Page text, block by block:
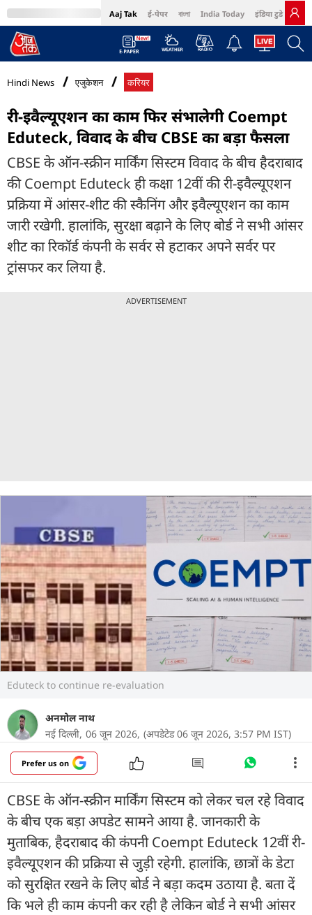
Aaj Tak ई-पेपर বাংলা India Today इंडिया टुडे हिंदी
MumbaiTak Cosmopolitan Harper's Bazaar Northeast
Hindi News एजुकेशन करियर
री-इवैल्यूएशन का काम फिर संभालेगी Coempt
Eduteck, विवाद के बीच CBSE का बड़ा फैसला
CBSE के ऑन-स्क्रीन मार्किंग सिस्टम विवाद के बीच हैदराबाद
की Coempt Eduteck ही कक्षा 12वीं की री-इवैल्यूएशन
प्रक्रिया में आंसर-शीट की स्कैनिंग और इवैल्यूएशन का काम
जारी रखेगी. हालांकि, सुरक्षा बढ़ाने के लिए बोर्ड ने सभी आंसर
शीट का रिकॉर्ड कंपनी के सर्वर से हटाकर अपने सर्वर पर
ट्रांसफर कर लिया है.
ADVERTISEMENT
Eduteck to continue re-evaluation
अनमोल नाथ
नई दिल्ली, 06 जून 2026, (अपडेटेड 06 जून 2026, 3:57 PM IST)
Prefer us on
CBSE के ऑन-स्क्रीन मार्किंग सिस्टम को लेकर चल रहे विवाद
के बीच एक बड़ा अपडेट सामने आया है. जानकारी के
मुताबिक, हैदराबाद की कंपनी Coempt Eduteck 12वीं री-
इवैल्यूएशन की प्रक्रिया से जुड़ी रहेगी. हालांकि, छात्रों के डेटा
को सुरक्षित रखने के लिए बोर्ड ने बड़ा कदम उठाया है. बता दें
कि भले ही काम कंपनी कर रही है लेकिन बोर्ड ने सभी आंसर